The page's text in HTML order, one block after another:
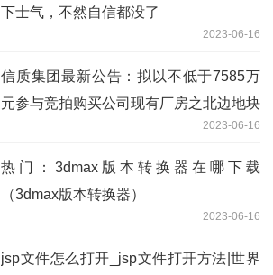
下士气，不然自信都没了
2023-06-16
信质集团最新公告：拟以不低于7585万
元参与竞拍购买公司现有厂房之北边地块
2023-06-16
热门：3dmax版本转换器在哪下载
（3dmax版本转换器）
2023-06-16
jsp文件怎么打开_jsp文件打开方法|世界